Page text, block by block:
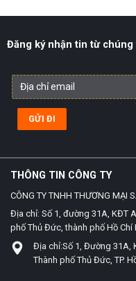
Đăng ký nhận tin từ chúng
THÔNG TIN CÔNG TY
CÔNG TY TNHH THƯƠNG MẠI
Địa chỉ: Số 1, đường 31A, KĐT
phố Thủ Đức, thành phố Hồ Chí
Địa chỉ:Số 1, Đường 31A,
Thành phố Thủ Đức, TP.